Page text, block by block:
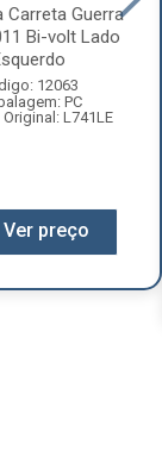
Carreta Guerra
Bi-volt Lado
12063
PC
L741LE
Ver preço